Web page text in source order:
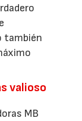
también
valioso
MB